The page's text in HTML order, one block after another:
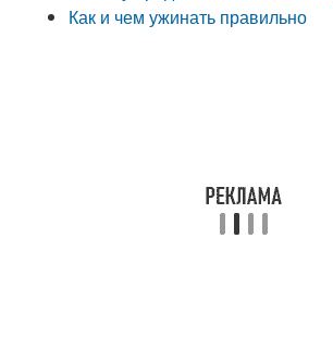
Как и чем ужинать правильно